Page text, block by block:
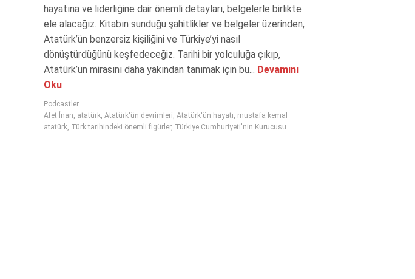
hayatına ve liderliğine dair önemli detayları, belgelerle birlikte
ele alacağız. Kitabın sunduğu şahitlikler ve belgeler üzerinden,
Atatürk’ün benzersiz kişiliğini ve Türkiye’yi nasıl
dönüştürdüğünü keşfedeceğiz. Tarihi bir yolculuğa çıkıp,
Atatürk’ün mirasını daha yakından tanımak için bu... Devamını
Oku
Podcastler
Afet İnan, atatürk, Atatürk'ün devrimleri, Atatürk'ün hayatı, mustafa kemal
atatürk, Türk tarihindeki önemli figürler, Türkiye Cumhuriyeti'nin Kurucusu